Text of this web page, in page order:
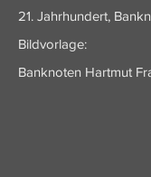
21. Jahrhundert,
Bildvorlage:
Banknoten Hartmut